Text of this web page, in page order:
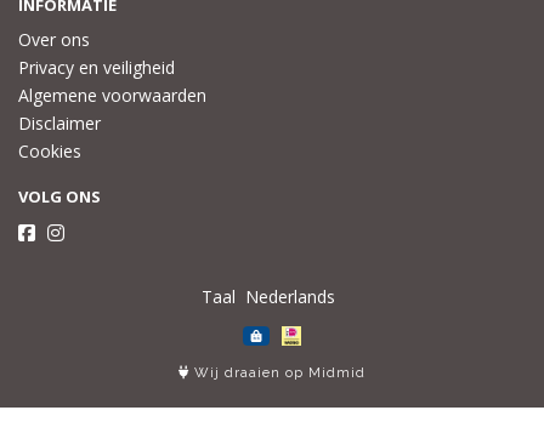
INFORMATIE
Over ons
Privacy en veiligheid
Algemene voorwaarden
Disclaimer
Cookies
VOLG ONS
Taal
Wij draaien op Midmid